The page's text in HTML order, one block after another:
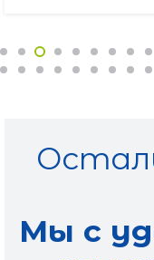
Мы с